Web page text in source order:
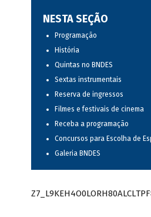
NESTA SEÇÃO
Programação
História
Quintas no BNDES
Sextas instrumentais
Reserva de ingressos
Filmes e festivais de cinema
Receba a programação
Concursos para Escolha de
Galeria BNDES